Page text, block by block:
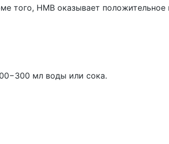
того, HMB оказывает положительное
мл воды или сока.